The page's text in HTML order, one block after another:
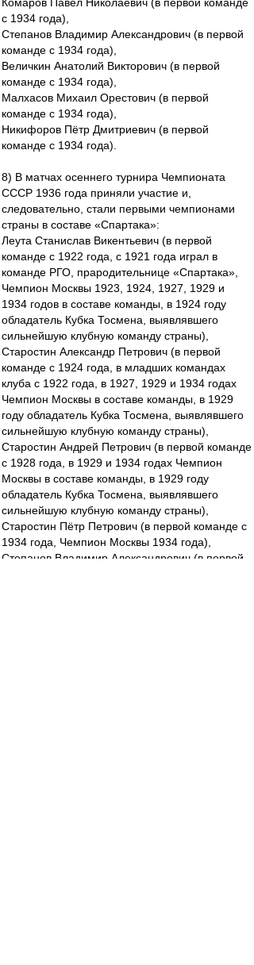
с 1934 года),
Степанов Владимир Александрович (в первой
команде с 1934 года),
Величкин Анатолий Викторович (в первой
команде с 1934 года),
Малхасов Михаил Орестович (в первой
команде с 1934 года),
Никифоров Пётр Дмитриевич (в первой
команде с 1934 года).
8) В матчах осеннего турнира Чемпионата
СССР 1936 года приняли участие и,
следовательно, стали первыми чемпионами
страны в составе «Спартака»:
Леута Станислав Викентьевич (в первой
команде с 1922 года, с 1921 года играл в
команде РГО, прародительнице «Спартака»,
Чемпион Москвы 1923, 1924, 1927, 1929 и
1934 годов в составе команды, в 1924 году
обладатель Кубка Тосмена, выявлявшего
сильнейшую клубную команду страны),
Старостин Александр Петрович (в первой
команде с 1924 года, в младших командах
клуба с 1922 года, в 1927, 1929 и 1934 годах
Чемпион Москвы в составе команды, в 1929
году обладатель Кубка Тосмена, выявлявшего
сильнейшую клубную команду страны),
Старостин Андрей Петрович (в первой команде
с 1928 года, в 1929 и 1934 годах Чемпион
Москвы в составе команды, в 1929 году
обладатель Кубка Тосмена, выявлявшего
сильнейшую клубную команду страны),
Старостин Пётр Петрович (в первой команде с
1934 года, Чемпион Москвы 1934 года),
Степанов Владимир Александрович (в первой